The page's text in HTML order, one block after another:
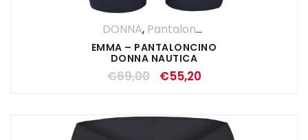
DONNA, Pantaloncini
EMMA – PANTALONCINO
DONNA NAUTICA
€69,00 €55,20